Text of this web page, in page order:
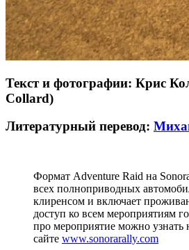
Текст и фотографии: Крис
Collard)
Литературный перевод:
Формат Adventure Raid на
всех полноприводных
клиренсом и включает
доступ ко всем мероприятиям
про мероприятие можно узнать
сайте www.sonorarally.com